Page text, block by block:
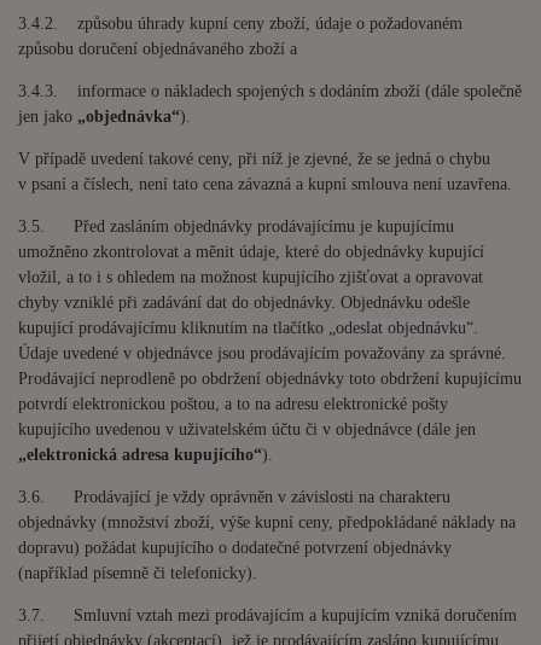
3.4.2. způsobu úhrady kupní ceny zboží, údaje o požadovaném
způsobu doručení objednávaného zboží a
3.4.3. informace o nákladech spojených s dodáním zboží (dále společně
jen jako „objednávka“).
V případě uvedení takové ceny, při níž je zjevné, že se jedná o chybu
v psaní a číslech, není tato cena závazná a kupní smlouva není uzavřena.
3.5. Před zasláním objednávky prodávajícímu je kupujícímu
umožněno zkontrolovat a měnit údaje, které do objednávky kupující
vložil, a to i s ohledem na možnost kupujícího zjišťovat a opravovat
chyby vzniklé při zadávání dat do objednávky. Objednávku odešle
kupující prodávajícímu kliknutím na tlačítko „odeslat objednávku“.
Údaje uvedené v objednávce jsou prodávajícím považovány za správné.
Prodávající neprodleně po obdržení objednávky toto obdržení kupujícímu
potvrdí elektronickou poštou, a to na adresu elektronické pošty
kupujícího uvedenou v uživatelském účtu či v objednávce (dále jen
„elektronická adresa kupujícího“).
3.6. Prodávající je vždy oprávněn v závislosti na charakteru
objednávky (množství zboží, výše kupní ceny, předpokládané náklady na
dopravu) požádat kupujícího o dodatečné potvrzení objednávky
(například písemně či telefonicky).
3.7. Smluvní vztah mezi prodávajícím a kupujícím vzniká doručením
přijetí objednávky (akceptací), jež je prodávajícím zasláno kupujícímu